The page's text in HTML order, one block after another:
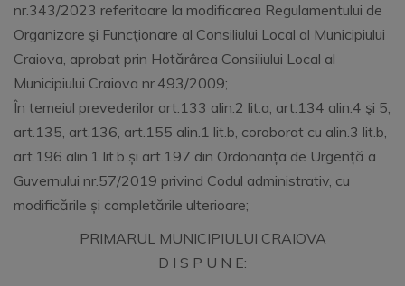
nr.343/2023 referitoare la modificarea Regulamentului de
Organizare şi Funcţionare al Consiliului Local al Municipiului
Craiova, aprobat prin Hotărârea Consiliului Local al
Municipiului Craiova nr.493/2009;
În temeiul prevederilor art.133 alin.2 lit.a, art.134 alin.4 şi 5,
art.135, art.136, art.155 alin.1 lit.b, coroborat cu alin.3 lit.b,
art.196 alin.1 lit.b și art.197 din Ordonanța de Urgență a
Guvernului nr.57/2019 privind Codul administrativ, cu
modificările și completările ulterioare;
PRIMARUL MUNICIPIULUI CRAIOVA
D I S P U N E: